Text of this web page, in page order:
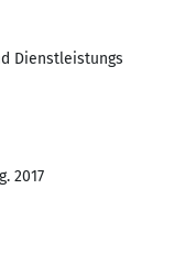
Dienstleistungs
2017